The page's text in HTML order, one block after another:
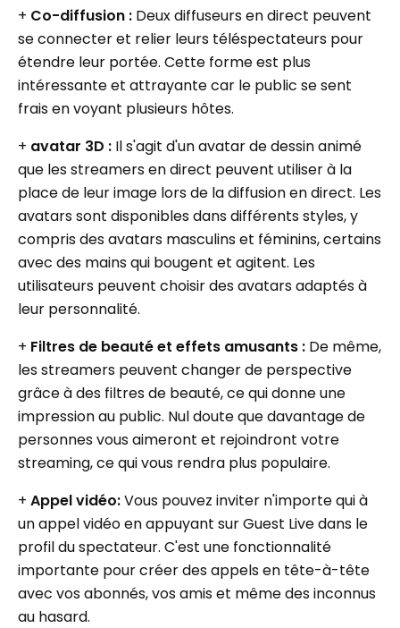
+ Co-diffusion : Deux diffuseurs en direct peuvent
se connecter et relier leurs téléspectateurs pour
étendre leur portée. Cette forme est plus
intéressante et attrayante car le public se sent
frais en voyant plusieurs hôtes.
+ avatar 3D : Il s'agit d'un avatar de dessin animé
que les streamers en direct peuvent utiliser à la
place de leur image lors de la diffusion en direct. Les
avatars sont disponibles dans différents styles, y
compris des avatars masculins et féminins, certains
avec des mains qui bougent et agitent. Les
utilisateurs peuvent choisir des avatars adaptés à
leur personnalité.
+ Filtres de beauté et effets amusants : De même,
les streamers peuvent changer de perspective
grâce à des filtres de beauté, ce qui donne une
impression au public. Nul doute que davantage de
personnes vous aimeront et rejoindront votre
streaming, ce qui vous rendra plus populaire.
+ Appel vidéo:Vous pouvez inviter n'importe qui à
un appel vidéo en appuyant sur Guest Live dans le
profil du spectateur. C'est une fonctionnalité
importante pour créer des appels en tête-à-tête
avec vos abonnés, vos amis et même des inconnus
au hasard.